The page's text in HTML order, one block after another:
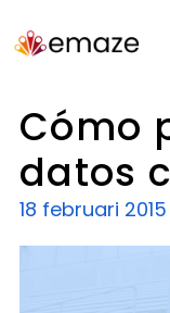
Cómo
datos
18 februari 2015